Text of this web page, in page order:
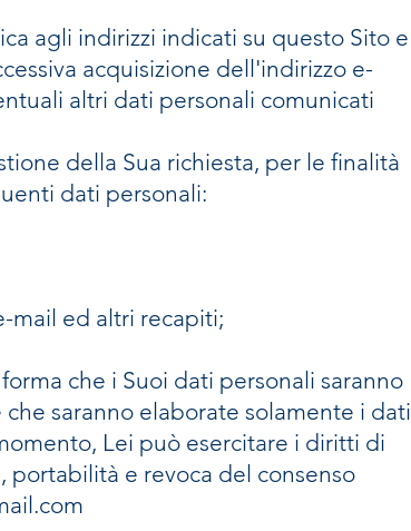
agli indirizzi indicati su questo Sito e
acquisizione dell'indirizzo e-
altri dati personali comunicati
della Sua richiesta, per le finalità
dati personali:
mail ed altri recapiti;
che i Suoi dati personali saranno
saranno elaborate solamente i dati
Lei può esercitare i diritti di
portabilità e revoca del consenso